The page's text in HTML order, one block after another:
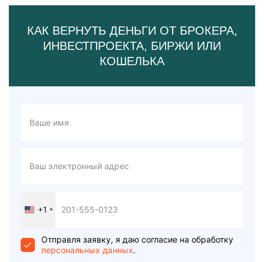
КАК ВЕРНУТЬ ДЕНЬГИ ОТ БРОКЕРА,
ИНВЕСТПРОЕКТА, БИРЖИ ИЛИ
КОШЕЛЬКА
United
+1
+1
Отправля заявку, я даю согласие на обработку
персональных данных.